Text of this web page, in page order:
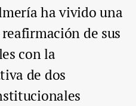
ha vivido una
de sus
con la
de dos